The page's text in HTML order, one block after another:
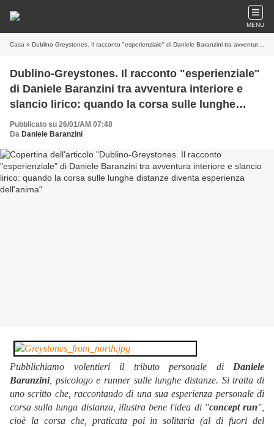
MENU
Casa » Dublino-Greystones. Il racconto "esperienziale" di Daniele Baranzini tra avventura interiore e slancio lirico: quando la corsa sulle lunghe distanze diventa esperienza dell'anima
Dublino-Greystones. Il racconto "esperienziale"
di Daniele Baranzini tra avventura interiore e
slancio lirico: quando la corsa sulle lunghe
distanze diventa esperienza dell'anima
Pubblicato su 26/01/AM 07:48
Da Daniele Baranzini
Pubblichiamo volentieri il tributo personale di Daniele
Baranzini, psicologo e runner sulle lunghe distanze. Si tratta di
uno scritto che, raccontando di una sua esperienza personale di
corsa sulla lunga distanza, illustra bene l'idea di "concept run",
cioè la corsa che, praticata poi in solitaria (al di fuori del